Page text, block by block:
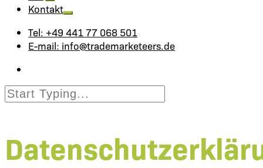
Kontakt
Tel: +49 441 77 068 501
E-mail: info@trademarketeers.de